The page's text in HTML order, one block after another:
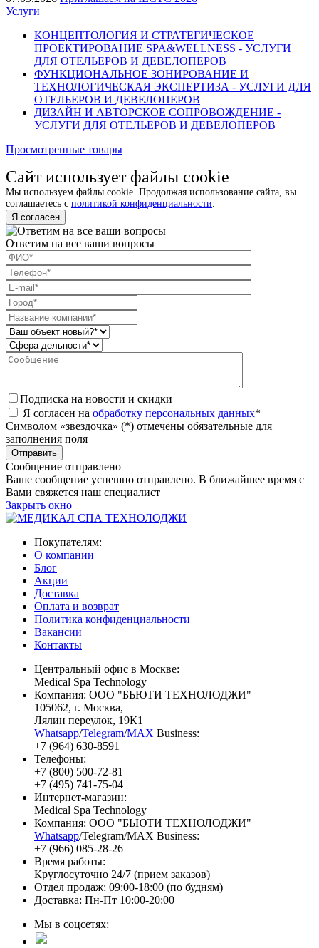
Услуги
КОНЦЕПТОЛОГИЯ И СТРАТЕГИЧЕСКОЕ
ПРОЕКТИРОВАНИЕ SPA&WELLNESS - УСЛУГИ
ДЛЯ ОТЕЛЬЕРОВ И ДЕВЕЛОПЕРОВ
ФУНКЦИОНАЛЬНОЕ ЗОНИРОВАНИЕ И
ТЕХНОЛОГИЧЕСКАЯ ЭКСПЕРТИЗА - УСЛУГИ ДЛЯ
ОТЕЛЬЕРОВ И ДЕВЕЛОПЕРОВ
ДИЗАЙН И АВТОРСКОЕ СОПРОВОЖДЕНИЕ -
УСЛУГИ ДЛЯ ОТЕЛЬЕРОВ И ДЕВЕЛОПЕРОВ
Просмотренные товары
Сайт использует файлы cookie
Мы используем файлы cookie. Продолжая использование сайта, вы
соглашаетесь с политикой конфиденциальности
Я согласен
Ответим на все ваши вопросы
Подписка на новости и скидки
Я согласен на обработку персональных данных*
Символом «звездочка» (*) отмечены обязательные для
заполнения поля
Сообщение отправлено
Ваше сообщение успешно отправлено. В ближайшее время с
Вами свяжется наш специалист
Закрыть окно
Покупателям:
О компании
Блог
Акции
Доставка
Оплата и возврат
Политика конфиденциальности
Вакансии
Контакты
Центральный офис в Москве:
Medical Spa Technology
Компания: ООО "БЬЮТИ ТЕХНОЛОДЖИ"
105062, г. Москва,
Лялин переулок, 19К1
Whatsapp/Telegram/MAX Business:
+7 (964) 630-8591
Телефоны:
+7 (800) 500-72-81
+7 (495) 741-75-04
Интернет-магазин:
Medical Spa Technology
Компания: ООО "БЬЮТИ ТЕХНОЛОДЖИ"
Whatsapp/Telegram/MAX Business:
+7 (966) 085-28-26
Время работы:
Круглосуточно 24/7 (прием заказов)
Отдел продаж: 09:00-18:00 (по будням)
Доставка: Пн-Пт 10:00-20:00
Мы в соцсетях: